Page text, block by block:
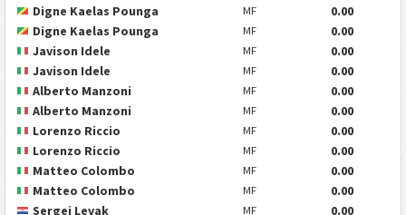
Digne Kaelas Pounga
MF
0.00
Digne Kaelas Pounga
MF
0.00
Javison Idele
MF
0.00
Javison Idele
MF
0.00
Alberto Manzoni
MF
0.00
Alberto Manzoni
MF
0.00
Lorenzo Riccio
MF
0.00
Lorenzo Riccio
MF
0.00
Matteo Colombo
MF
0.00
Matteo Colombo
MF
0.00
Sergej Levak
MF 0.00